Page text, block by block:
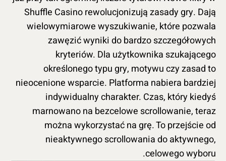
Shuffle Casino rewolucjonizują zasady gry. Dają
wielowymiarowe wyszukiwanie, które pozwala
zawęzić wyniki do bardzo szczegółowych
kryteriów. Dla użytkownika szukającego
określonego typu gry, motywu czy zasad to
nieocenione wsparcie. Platforma nabiera bardziej
indywidualny charakter. Czas, który kiedyś
marnowano na bezcelowe scrollowanie, teraz
można wykorzystać na grę. To przejście od
nieaktywnego scrollowania do aktywnego,
celowego wyboru.